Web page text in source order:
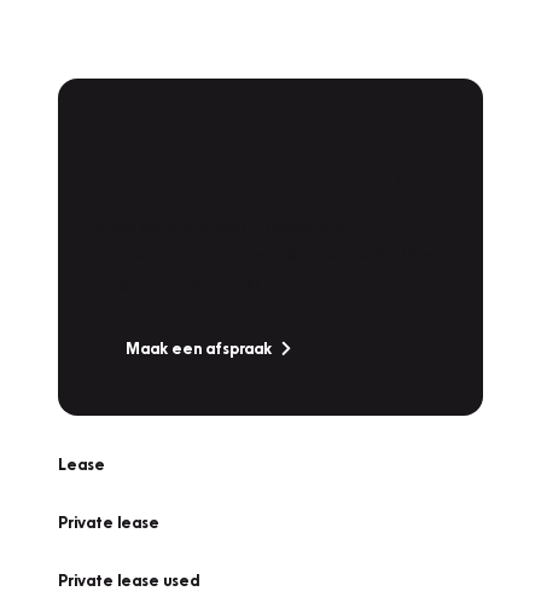
Maak een afspraak
Lease
Private lease
Private lease used